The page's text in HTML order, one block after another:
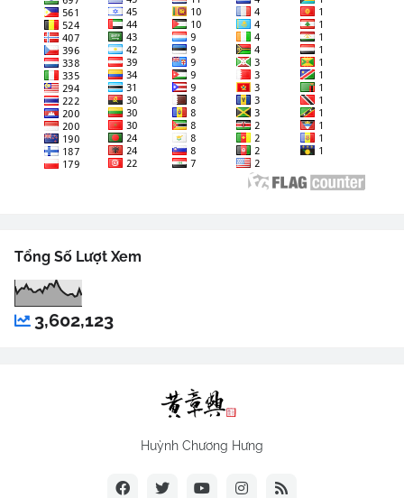
Tổng Số Lượt Xem
3,602,123
Huỳnh Chương Hưng